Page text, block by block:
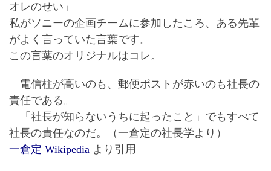
オレのせい」
私がソニーの企画チームに参加したころ、ある先輩
がよく言っていた言葉です。
この言葉のオリジナルはコレ。
電信柱が高いのも、郵便ポストが赤いのも社長の
責任である。
「社長が知らないうちに起ったこと」でもすべて
社長の責任なのだ。（一倉定の社長学より）
一倉定 Wikipedia より引用